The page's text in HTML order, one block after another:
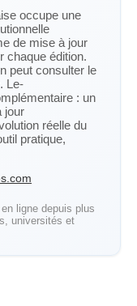
occupe une
de mise à jour
chaque édition.
peut consulter le
. Le-
: un
jour
réelle du
pratique,
ligne depuis plus
universités et